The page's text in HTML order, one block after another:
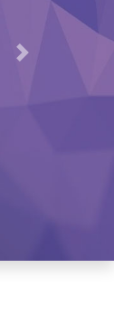
Следующая